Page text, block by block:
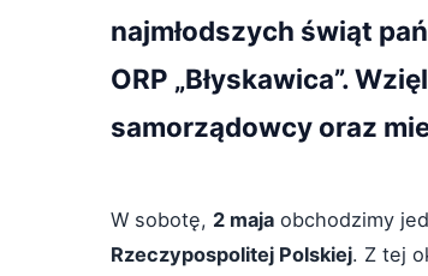
najmłodszych świąt
ORP „Błyskawica”.
samorządowcy oraz
W sobotę, 2 maja obchodzimy
Rzeczypospolitej Polskiej. Z tej